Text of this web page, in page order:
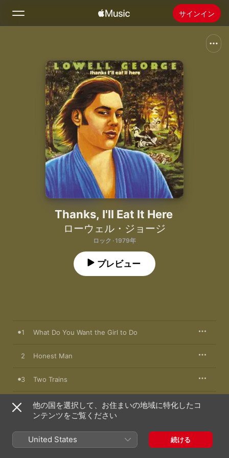
サインイン
ホーム
新着おすすめ
ラジオ
Apple Musicをインストール
Thanks, I'll Eat It Here
ローウェル・ジョージ
ロック · 1979年
プレビュー
1 What Do You Want the Girl to Do
2 Honest Man
3 Two Trains
4 I Can't Stand the Rain
6 Easy Money
他の国を選択して、お住まいの地域に特化したコ
ンテンツをご覧ください
United States 続ける